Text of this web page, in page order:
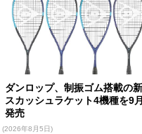
ダンロップ、制振ゴム搭載の
スカッシュラケット4機種を9月
発売
(2026年8月5日)